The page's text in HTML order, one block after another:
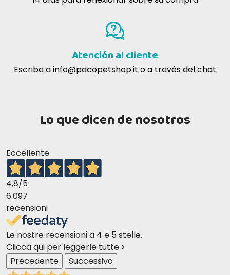
22000 UI/Kg
Vitamina D3 1450 UI/Kg
200 UI/Kg
Atención al cliente
Escriba ainfo@pacopetshop.it o a través del chat
Lo que dicen de nosotros
Eccellente
4,8/5
6.097
recensioni
Le nostre recensioni a 4 e 5 stelle.
Clicca qui per leggerle tutte >
Precedente
Successivo